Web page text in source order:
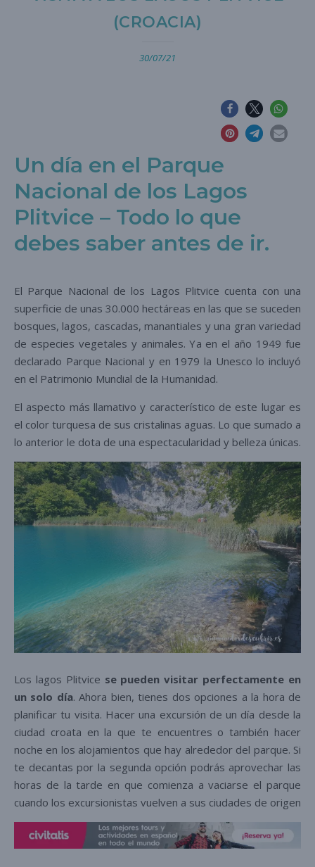
(CROACIA)
30/07/21
Un día en el Parque
Nacional de los Lagos
Plitvice – Todo lo que
debes saber antes de ir.
El Parque Nacional de los Lagos Plitvice cuenta con una
superficie de unas 30.000 hectáreas en las que se suceden
bosques, lagos, cascadas, manantiales y una gran variedad
de especies vegetales y animales. Ya en el año 1949 fue
declarado Parque Nacional y en 1979 la Unesco lo incluyó
en el Patrimonio Mundial de la Humanidad.
El aspecto más llamativo y característico de este lugar es
el color turquesa de sus cristalinas aguas. Lo que sumado a
lo anterior le dota de una espectacularidad y belleza únicas.
Los lagos Plitvice se pueden visitar perfectamente en
un solo día. Ahora bien, tienes dos opciones a la hora de
planificar tu visita. Hacer una excursión de un día desde la
ciudad croata en la que te encuentres o también hacer
noche en los alojamientos que hay alrededor del parque. Si
te decantas por la segunda opción podrás aprovechar las
horas de la tarde en que comienza a vaciarse el parque
cuando los excursionistas vuelven a sus ciudades de origen